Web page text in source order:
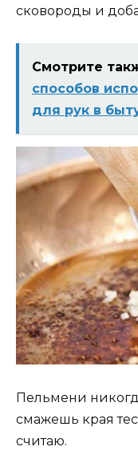
сковороды и
Смотрите
способов
для рук в
Пельмени
смажешь края
считаю.